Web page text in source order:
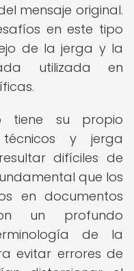
mensaje original.
en este tipo
de la jerga y la
utilizada en
tiene su propio
y jerga
difíciles de
que los
en documentos
un profundo
de la
evitar errores de